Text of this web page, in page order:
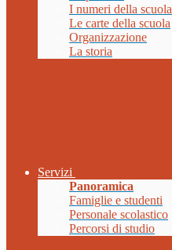
I numeri della scuola
Le carte della scuola
Organizzazione
La storia
Servizi
Panoramica
Famiglie e studenti
Personale scolastico
Percorsi di studio